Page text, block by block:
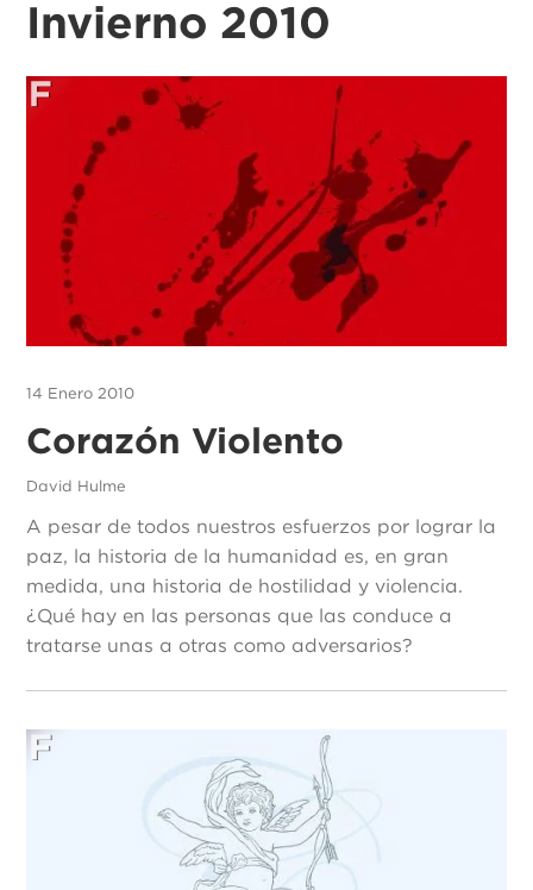
Invierno 2010
14 Enero 2010
Corazón Violento
David Hulme
A pesar de todos nuestros esfuerzos por lograr la
paz, la historia de la humanidad es, en gran
medida, una historia de hostilidad y violencia.
¿Qué hay en las personas que las conduce a
tratarse unas a otras como adversarios?